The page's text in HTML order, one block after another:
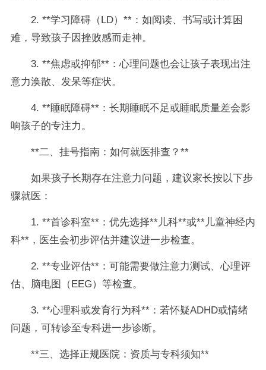
2. **学习障碍（LD）**：如阅读、书写或计算困
难，导致孩子因挫败感而走神。
3. **焦虑或抑郁**：心理问题也会让孩子表现出注
意力涣散、发呆等症状。
4. **睡眠障碍**：长期睡眠不足或睡眠质量差会影
响孩子的专注力。
**二、挂号指南：如何就医排查？**
如果孩子长期存在注意力问题，建议家长按以下步
骤就医：
1. **首诊科室**：优先选择**儿科**或**儿童神经内
科**，医生会初步评估并建议进一步检查。
2. **专业评估**：可能需要做注意力测试、心理评
估、脑电图（EEG）等检查。
3. **心理科或发育行为科**：若怀疑ADHD或情绪
问题，可转诊至专科进一步诊断。
**三、选择正规医院：资质与专科须知**